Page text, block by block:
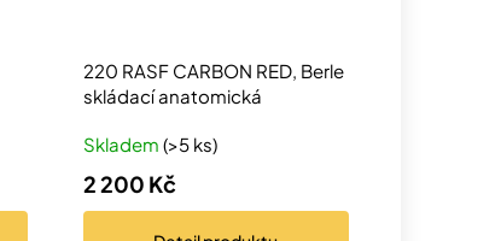
220 RASF CARBON RED, Berle
skládací anatomická
Skladem(>5 ks)
2 200 Kč